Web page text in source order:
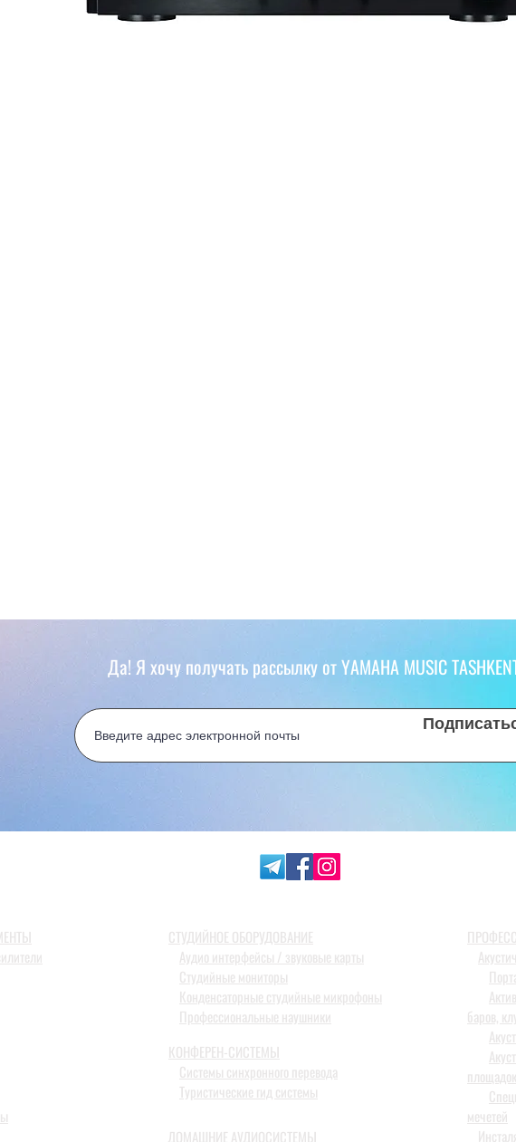
Да! Я хочу получать рассылку от YAMAHA MUSIC
СТУДИЙНОЕ ОБОРУДОВАНИЕ
Аудио интерфейсы / звуковые карты
Студийные мониторы
Конденсаторные студийные микрофоны
Профессиональные наушники
КОНФЕРЕН-СИСТЕМЫ
Системы синхронного перевода
Туристические гид системы
ДОМАШНИЕ АУДИОСИСТЕМЫ
баров,
площадок
мечетей